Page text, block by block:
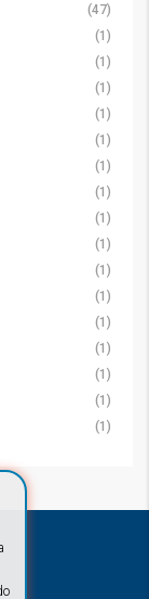
(47)
(1)
(1)
(1)
(1)
(1)
(1)
(1)
(1)
(1)
(1)
(1)
(1)
(1)
(1)
(1)
(1)